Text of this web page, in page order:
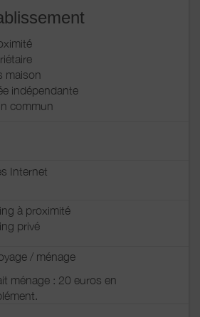
maison
indépendante
commun
Internet
à proximité
privé
/ ménage
ménage : 20 euros en